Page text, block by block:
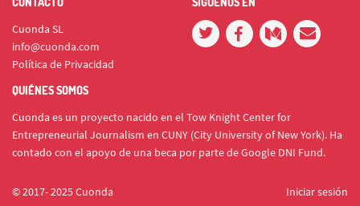
Cuonda SL
info@cuonda.com
Política de Privacidad
QUIÉNES SOMOS
Cuonda es un proyecto nacido en el Tow Knight Center for
Entrepreneurial Journalism en CUNY (City University of New York). Ha
contado con el apoyo de una beca por parte de Google DNI Fund.
© 2017- 2025 Cuonda Iniciar sesión